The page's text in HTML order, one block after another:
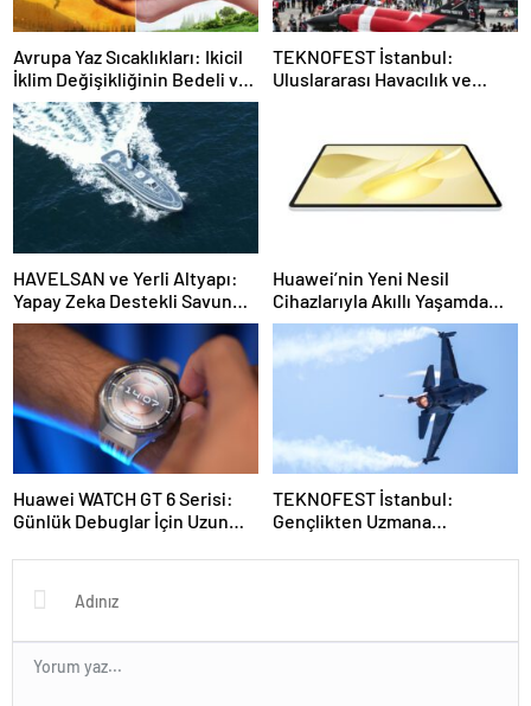
Avrupa Yaz Sıcaklıkları: Ikicil
İklim Değişikliğinin Bedeli ve
Ölümlerin Dağılımı
TEKNOFEST İstanbul:
Uluslararası Havacılık ve
Önemli İstatistikler
HAVELSAN ve Yerli Altyapı:
Yapay Zeka Destekli Savunma
Teknolojileriyle Türkiye’nin
Dijital Dönüşümü
Huawei’nin Yeni Nesil
Cihazlarıyla Akıllı Yaşamda
Zirve: Watch GT 6 Serisi,
MatePad 12X 2025 ve
FreeBuds 7i
Huawei WATCH GT 6 Serisi:
Günlük Debuglar İçin Uzun
Saatler
TEKNOFEST İstanbul:
Gençlikten Uzmana
Teknoloji Şenliği